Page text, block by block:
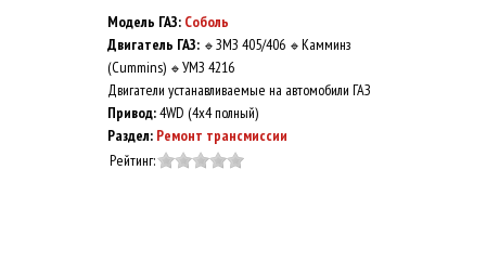
Модель ГАЗ: Соболь
Двигатель ГАЗ: 🔹 ЗМЗ 405/406 🔹 Камминз
(Cummins) 🔹 УМЗ 4216
Двигатели устанавливаемые на автомобили ГАЗ
Привод:4WD (4x4 полный)
Раздел: Ремонт трансмиссии
Рейтинг: